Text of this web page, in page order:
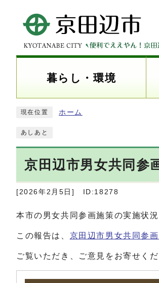
暮らし・環境
現在位置 ホーム
あしあと
京田辺市男女共同参
[2026年2月5日] ID:18278
本市の男女共同参画施策の実施状
この報告は、 京田辺市男女共同参
ご覧いただき、ご意見をお寄せくだ